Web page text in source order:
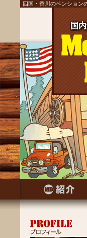
四国・香川のペンション
国
国
国
国
国
国
国
国
国
国
国
国
国
国
国
国
国
国
国
国
国
国
国
国
国